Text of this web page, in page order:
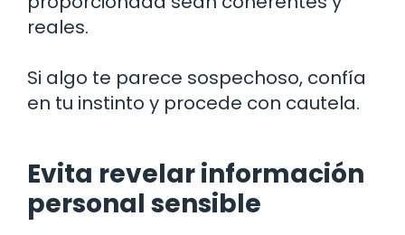
reales.
Si algo te parece sospechoso, confía
en tu instinto y procede con cautela.
Evita revelar información
personal sensible